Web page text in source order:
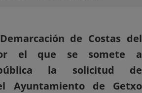
de Costas del
el que se somete a
la solicitud de
Ayuntamiento de Getxo